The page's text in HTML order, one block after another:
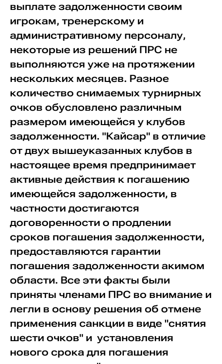
выплате задолженности своим
игрокам, тренерскому и
административному персоналу,
некоторые из решений ПРС не
выполняются уже на протяжении
нескольких месяцев. Разное
количество снимаемых турнирных
очков обусловлено различным
размером имеющейся у клубов
задолженности. "Кайсар" в отличие
от двух вышеуказанных клубов в
настоящее время предпринимает
активные действия к погашению
имеющейся задолженности, в
частности достигаются
договоренности о продлении
сроков погашения задолженности,
предоставляются гарантии
погашения задолженности акимом
области. Все эти факты были
приняты членами ПРС во внимание и
легли в основу решения об отмене
применения санкции в виде "снятия
шести очков" и установления
нового срока для погашения